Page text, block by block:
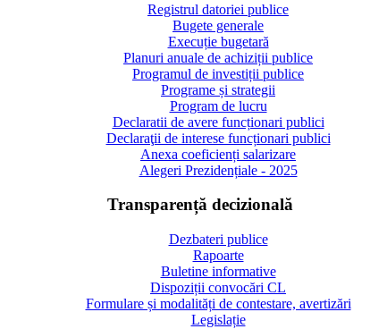
Registrul datoriei publice
Bugete generale
Execuție bugetară
Planuri anuale de achiziții publice
Programul de investiții publice
Programe și strategii
Program de lucru
Declaratii de avere funcționari publici
Declaraţii de interese funcționari publici
Anexa coeficienți salarizare
Alegeri Prezidențiale - 2025
Transparență decizională
Dezbateri publice
Rapoarte
Buletine informative
Dispoziții convocări CL
Formulare și modalități de contestare, avertizări
Legislație